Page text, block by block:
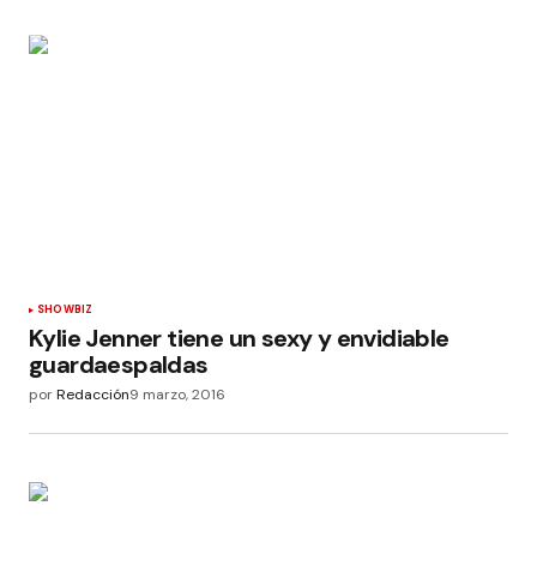
SHOWBIZ
Kylie Jenner tiene un sexy y envidiable
guardaespaldas
porRedacción9 marzo, 2016